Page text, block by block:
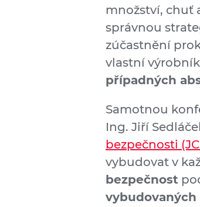
množství, chuť
správnou
zúčastnění
vlastní
případných
Samotnou
Ing. Jiří
bezpečnosti
vybudovat v
bezpečnost